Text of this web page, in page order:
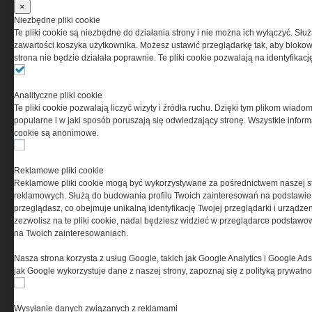
przez Grupa MEDIUM Spółka z ograniczoną
odpowiedzialnością Spółka komandytowa, nr KRS:
0000537655, NIP 1132860378, REGON 146393437
(zwana dalej Grupa MEDIUM) w postaci Regulaminu.
Ta witryna wykorzystuje pliki cookies do przechowywania
informacji na Twoim komputerze. Pliki cookies stosujemy
w celu świadczenia usług na najwyższym poziomie,
w tym w sposób dostosowany do indywidualnych potrzeb.
cookies oznacza, że będą one zamieszczane w Twoim
urządzeniu końcowym. W każdym momencie możesz
dokonać zmiany ustawień przeglądarki dotyczących
serwisu prosimy o zapoznanie się z naszą
×
Niezbędne pliki cookie
Te pliki cookie są niezbędne do działania strony i nie można ich wyłączyć.
zawartości koszyka użytkownika. Możesz ustawić przeglądarkę tak, aby
strona nie będzie działała poprawnie. Te pliki cookie pozwalają na
Analityczne pliki cookie
Te pliki cookie pozwalają liczyć wizyty i źródła ruchu. Dzięki tym plikom
popularne i w jaki sposób poruszają się odwiedzający stronę. Wszystkie
cookie są anonimowe.
Reklamowe pliki cookie
Reklamowe pliki cookie mogą być wykorzystywane za pośrednictwem naszej
reklamowych. Służą do budowania profilu Twoich zainteresowań na
przeglądasz, co obejmuje unikalną identyfikację Twojej przeglądarki i
zezwolisz na te pliki cookie, nadal będziesz widzieć w przeglądarce
na Twoich zainteresowaniach.
Nasza strona korzysta z usług Google, takich jak Google Analytics i Google
jak Google wykorzystuje dane z naszej strony, zapoznaj się z polityką
Wysyłanie danych związanych z reklamami